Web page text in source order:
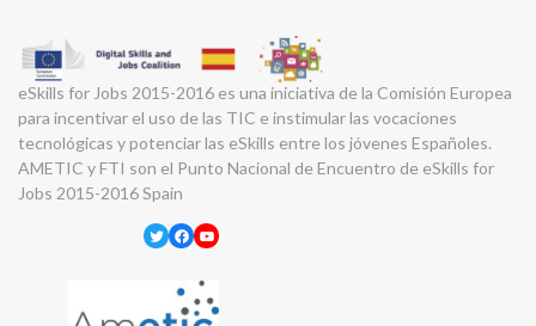
eSkills for Jobs 2015-2016 es una iniciativa de la Comisión Europea
para incentivar el uso de las TIC e instimular las vocaciones
tecnológicas y potenciar las eSkills entre los jóvenes Españoles.
AMETIC y FTI son el Punto Nacional de Encuentro de eSkills for
Jobs 2015-2016 Spain
Twitter
Facebook
YouTube